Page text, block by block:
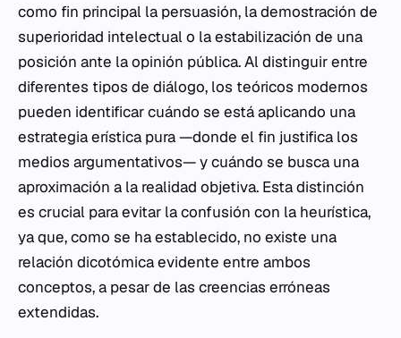
como fin principal la persuasión, la demostración de
superioridad intelectual o la estabilización de una
posición ante la opinión pública. Al distinguir entre
diferentes tipos de diálogo, los teóricos modernos
pueden identificar cuándo se está aplicando una
estrategia erística pura —donde el fin justifica los
medios argumentativos— y cuándo se busca una
aproximación a la realidad objetiva. Esta distinción
es crucial para evitar la confusión con la heurística,
ya que, como se ha establecido, no existe una
relación dicotómica evidente entre ambos
conceptos, a pesar de las creencias erróneas
extendidas.